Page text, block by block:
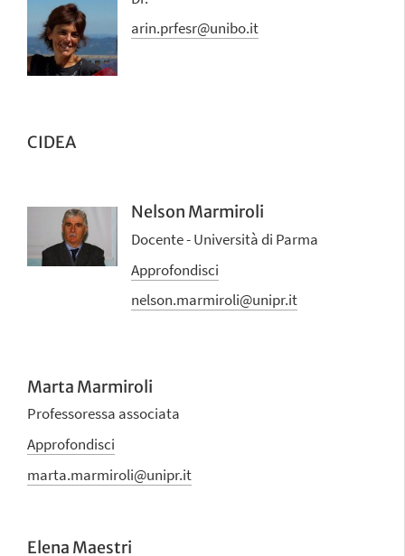
arin.prfesr@unibo.it
CIDEA
Nelson Marmiroli
Docente - Università di Parma
Approfondisci
nelson.marmiroli@unipr.it
Marta Marmiroli
Professoressa associata
Approfondisci
marta.marmiroli@unipr.it
Elena Maestri